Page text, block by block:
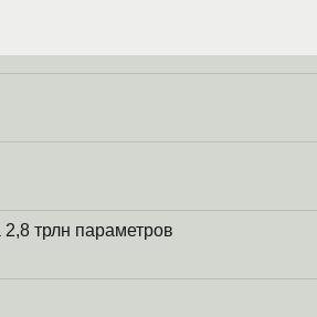
трлн параметров